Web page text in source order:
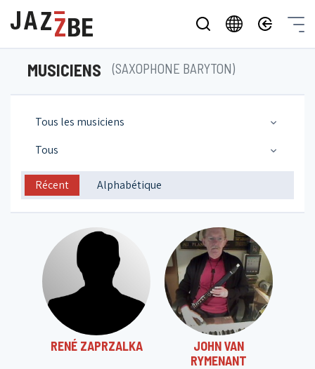
MUSICIENS (SAXOPHONE BARYTON)
Tous les musiciens
Tous
Récent Alphabétique
RENÉ ZAPRZALKA
JOHN VAN
RYMENANT